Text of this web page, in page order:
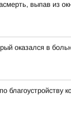
выпав из
оказался в
благоустройству